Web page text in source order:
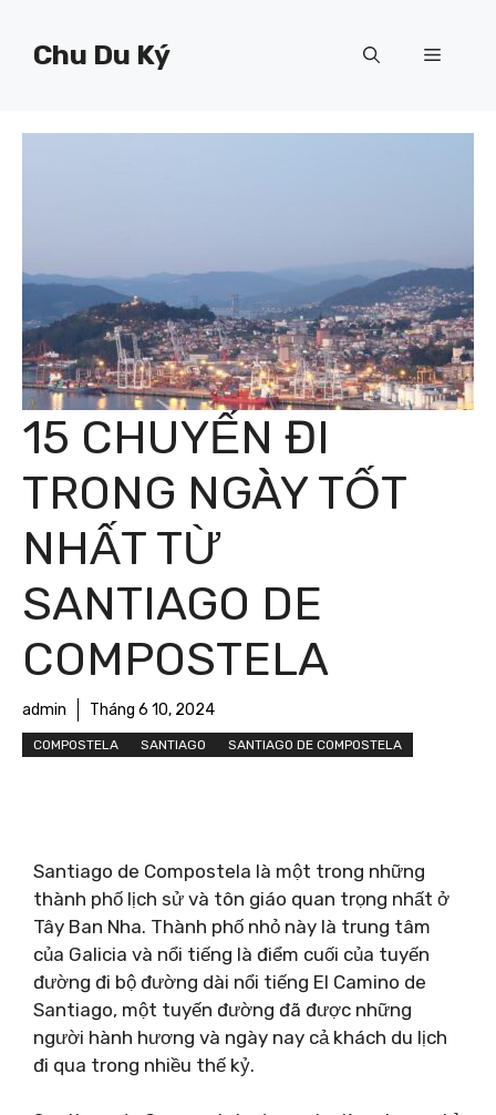
Chu Du Ký Menu
15 CHUYẾN ĐI
TRONG NGÀY TỐT
NHẤT TỪ ​​
SANTIAGO DE
COMPOSTELA
admin Tháng 6 10, 2024
COMPOSTELA SANTIAGO SANTIAGO DE COMPOSTELA
Santiago de Compostela là một trong những
thành phố lịch sử và tôn giáo quan trọng nhất ở
Tây Ban Nha. Thành phố nhỏ này là trung tâm
của Galicia và nổi tiếng là điểm cuối của tuyến
đường đi bộ đường dài nổi tiếng El Camino de
Santiago, một tuyến đường đã được những
người hành hương và ngày nay cả khách du lịch
đi qua trong nhiều thế kỷ.